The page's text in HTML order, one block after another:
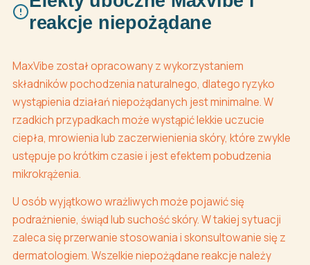
reakcje niepożądane
MaxVibe został opracowany z wykorzystaniem
składników pochodzenia naturalnego, dlatego ryzyko
wystąpienia działań niepożądanych jest minimalne. W
rzadkich przypadkach może wystąpić lekkie uczucie
ciepła, mrowienia lub zaczerwienienia skóry, które zwykle
ustępuje po krótkim czasie i jest efektem pobudzenia
mikrokrążenia.
U osób wyjątkowo wrażliwych może pojawić się
podrażnienie, świąd lub suchość skóry. W takiej sytuacji
zaleca się przerwanie stosowania i skonsultowanie się z
dermatologiem. Wszelkie niepożądane reakcje należy